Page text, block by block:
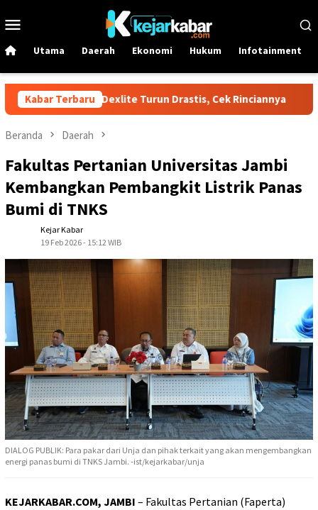
ke
Mobile
Utama Daerah Ekonomi Hukum Infotainment
Kabar Terbaru
Dex dan Dexlite Turun Drastis, Cek Rinciannya Harga
Beranda Daerah
Fakultas Pertanian Universitas Jambi
Kembangkan Pembangkit Listrik Panas
Bumi di TNKS
Kejar Kabar
19 Feb 2026 - 15:12 WIB
DIALOG PUBLIK: Para pakar dari Unja dan pihak terkait yang akan mengembangkan
energi panas bumi di TNKS Jambi. -ist/kejarkabar/unja
KEJARKABAR.COM, JAMBI – Fakultas Pertanian (Faperta)